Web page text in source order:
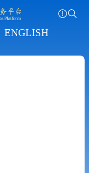
ENGLISH